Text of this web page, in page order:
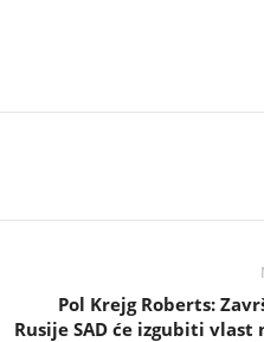
Pol Krejg Roberts:
Rusije SAD će izgubiti vlast